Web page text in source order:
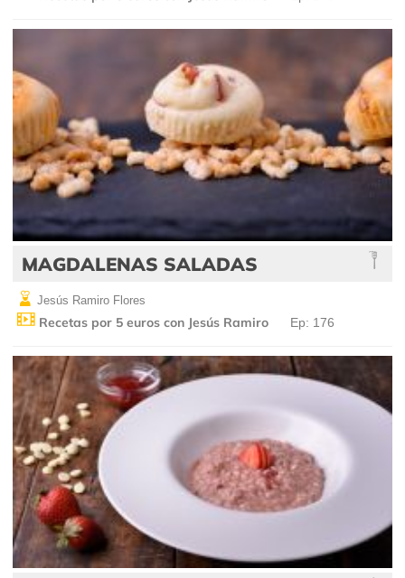
MAGDALENAS SALADAS
Jesús Ramiro Flores
Recetas por 5 euros con Jesús Ramiro Ep: 176